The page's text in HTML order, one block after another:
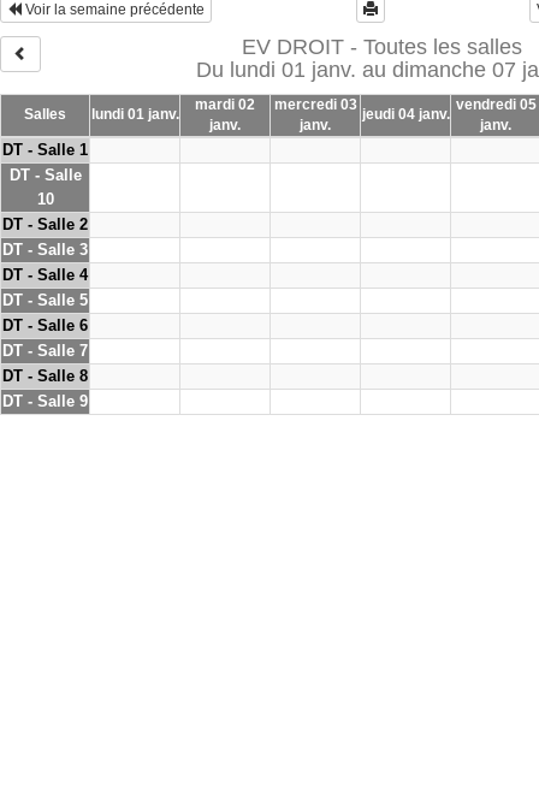
Voir la semaine précédente
EV DROIT - Toutes les salles
Du lundi 01 janv. au dimanche 07
Salles lundi 01 janv.
mardi 02
janv.
mercredi 03
janv.
jeudi 04 janv.
vendredi 05
janv.
DT - Salle 1
DT - Salle
10
DT - Salle 2
DT - Salle 3
DT - Salle 4
DT - Salle 5
DT - Salle 6
DT - Salle 7
DT - Salle 8
DT - Salle 9